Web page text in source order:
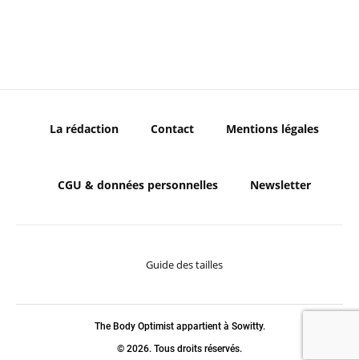
La rédaction Contact Mentions légales
CGU & données personnelles Newsletter
Guide des tailles
The Body Optimist appartient à Sowitty.
© 2026. Tous droits réservés.